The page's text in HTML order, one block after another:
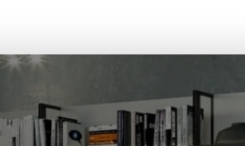
LANÇAMENTOS PROJETOS